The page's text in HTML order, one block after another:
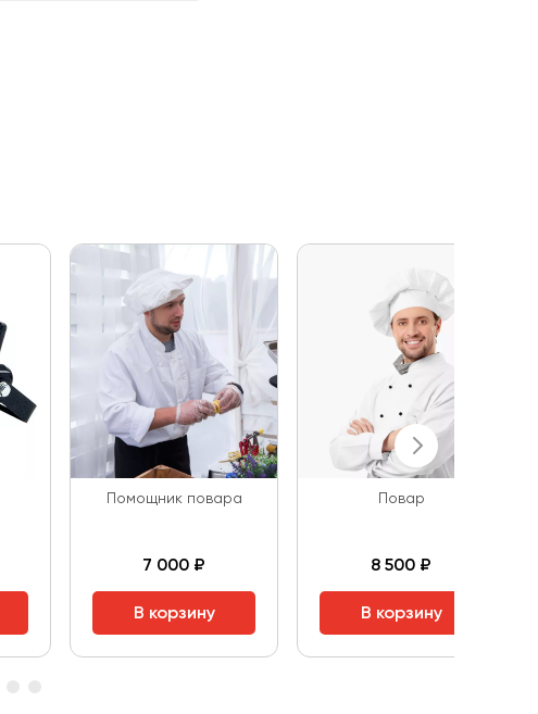
Помощник повара
7 000 ₽
В корзину
Повар
8 500 ₽
В корзину